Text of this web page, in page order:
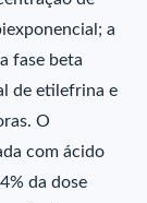
a
fase beta
de etilefrina e
O
com ácido
da dose